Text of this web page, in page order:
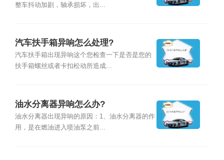
整车抖动加剧，轴承损坏，出...
汽车扶手箱异响怎么处理?
汽车扶手箱出现异响这个您检查一下是否是您的
扶手箱螺丝或者卡扣松动所造成...
油水分离器异响怎么办?
油水分离器出现异响的原因：1、油水分离器的作
用，是在燃油进入喷油泵之前...